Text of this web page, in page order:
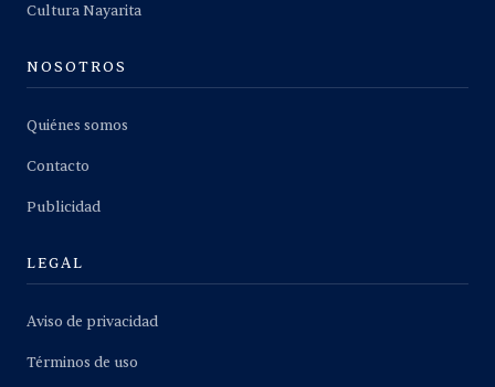
Cultura Nayarita
NOSOTROS
Quiénes somos
Contacto
Publicidad
LEGAL
Aviso de privacidad
Términos de uso